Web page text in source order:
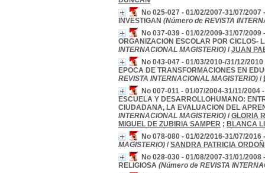
No 025-027 - 01/02/2007-31/07/2007
INVESTIGAN (Número de REVISTA
No 037-039 - 01/02/2009-31/07/2009
ORGANIZACION ESCOLAR POR CICLOS-
INTERNACIONAL MAGISTERIO) / JUAN
No 043-047 - 01/03/2010-/31/12/
EPOCA DE TRANSFORMACIONES EN
REVISTA INTERNACIONAL MAGISTERIO) /
No 007-011 - 01/07/2004-31/11/2004
ESCUELA Y DESARROLLOHUMANO:
CIUDADANA, LA EVALUACION DEL
INTERNACIONAL MAGISTERIO) / GLORIA
MIGUEL DE ZUBIRIA SAMPER ; BLANCA
No 078-080 - 01/02/2016-31/07/
MAGISTERIO) / SANDRA PATRICIA
No 028-030 - 01/08/2007-31/01/2008
RELIGIOSA (Número de REVISTA